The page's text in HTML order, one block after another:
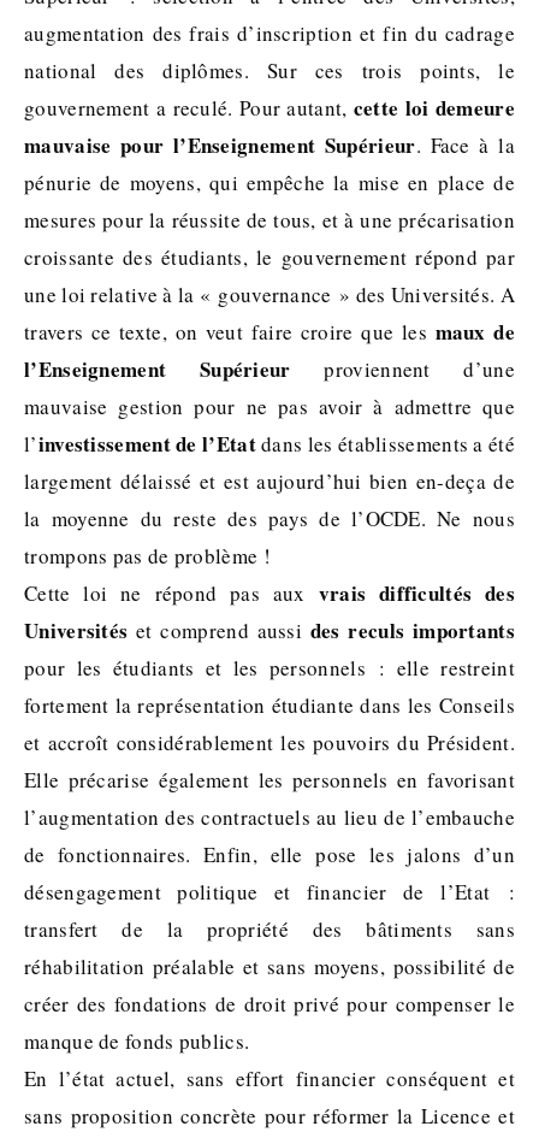
augmentation des frais d’inscription et fin du cadrage
national des diplômes. Sur ces trois points, le
gouvernement a reculé. Pour autant, cette loi demeure
mauvaise pour l’Enseignement Supérieur. Face à la
pénurie de moyens, qui empêche la mise en place de
mesures pour la réussite de tous, et à une précarisation
croissante des étudiants, le gouvernement répond par
une loi relative à la « gouvernance » des Universités. A
travers ce texte, on veut faire croire que les maux de
l’Enseignement Supérieur proviennent d’une
mauvaise gestion pour ne pas avoir à admettre que
l’investissement de l’Etatdans les établissements a été
largement délaissé et est aujourd’hui bien en-deça de
la moyenne du reste des pays de l’OCDE. Ne nous
trompons pas de problème !
Cette loi ne répond pas aux vrais difficultés des
Universités et comprend aussi des reculs importants
pour les étudiants et les personnels : elle restreint
fortement la représentation étudiante dans les Conseils
et accroît considérablement les pouvoirs du Président.
Elle précarise également les personnels en favorisant
l’augmentation des contractuels au lieu de l’embauche
de fonctionnaires. Enfin, elle pose les jalons d’un
désengagement politique et financier de l’Etat :
transfert de la propriété des bâtiments sans
réhabilitation préalable et sans moyens, possibilité de
créer des fondations de droit privé pour compenser le
manque de fonds publics.
En l’état actuel, sans effort financier conséquent et
sans proposition concrète pour réformer la Licence et